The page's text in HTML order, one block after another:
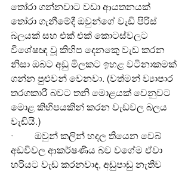
තෝරා ගන්නවාට වඩා ආයතනයක්
තෝරා ගැනීමේදී ඔවුන්ගේ වැඩි පිරිස්
බලයක් සහ එක් එක් කොටස්වලට
විශේෂඥ වූ කිහිප දෙනකෙු වැඩ කරන
නිසා ඔබට අඩු මිලකට ඉහළ වටිනාකමක්
ගන්න පුළුවන් වෙනවා. (වත්මන් ව්‍යාපාර
තරගකාරී බවට තනි මොළයක් වෙනුවට
මොළ කිහිපයකින් කරන වැඩවල බලය
වැඩියි.)
·         ඔවුන් කලින් හදල තියෙන වෙබ්
අඩවිවල ආකර්ෂණිය බව වගේම ඒවා
හරියට වැඩ කරනවාද, අඩුපාඩු නැතිව